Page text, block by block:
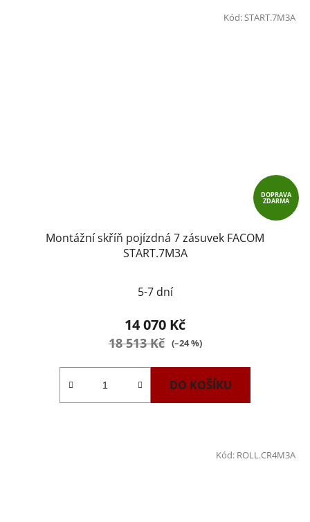
DOPRAVA
ZDARMA
Montážní skříň pojízdná 7 zásuvek FACOM
START.7M3A
5-7 dní
14 070 Kč
18 513 Kč (–24 %)
DO KOŠÍKU
Kód: START.7M3A
Kód: ROLL.CR4M3A